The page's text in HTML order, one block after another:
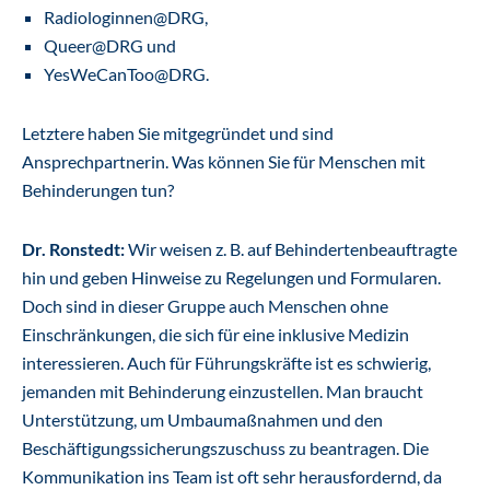
Radiologinnen@DRG,
Queer@DRG und
YesWeCanToo@DRG.
Letztere haben Sie mitgegründet und sind
Ansprechpartnerin. Was können Sie für Menschen mit
Behinderungen tun?
Dr. Ronstedt:Wir weisen z. B. auf Behindertenbeauftragte
hin und geben Hinweise zu Regelungen und Formularen.
Doch sind in dieser Gruppe auch Menschen ohne
Einschränkungen, die sich für eine inklusive Medizin
interessieren. Auch für Führungskräfte ist es schwierig,
jemanden mit Behinderung einzustellen. Man braucht
Unterstützung, um Umbaumaßnahmen und den
Beschäftigungssicherungszuschuss zu beantragen. Die
Kommunikation ins Team ist oft sehr herausfordernd, da